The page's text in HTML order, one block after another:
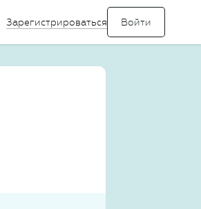
Зарегистрироваться